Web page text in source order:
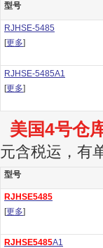
型号
RJHSE-5485
[更多]
RJHSE-5485A1
[更多]
美国4号仓
元含税运，有
型号
RJHSE5485
[更多]
RJHSE5485A1